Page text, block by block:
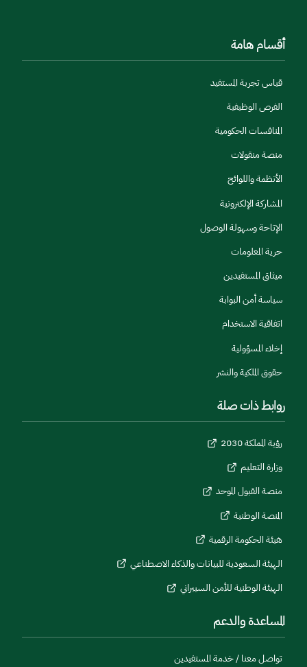
أقسام هامة
قياس تجربة المستفيد
الفرص الوظيفية
المنافسات الحكومية
منصة منقولات
الأنظمة واللوائح
المشاركة الإلكترونية
الإتاحة وسهولة الوصول
حرية المعلومات
ميثاق المستفيدين
سياسة أمن البوابة
اتفاقية الاستخدام
إخلاء المسؤولية
حقوق الملكية والنشر
روابط ذات صلة
رؤية المملكة 2030
وزارة التعليم
منصة القبول الموحد
المنصة الوطنية
هيئة الحكومة الرقمية
الهيئة السعودية للبيانات والذكاء الاصطناعي
الهيئة الوطنية للأمن السيبراني
المساعدة والدعم
تواصل معنا / خدمة المستفيدين